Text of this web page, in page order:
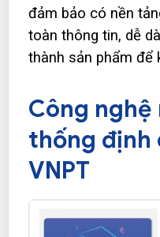
đảm bảo có nền
toàn thông tin, dễ
thành sản phẩm để
Công nghệ
thống định
VNPT